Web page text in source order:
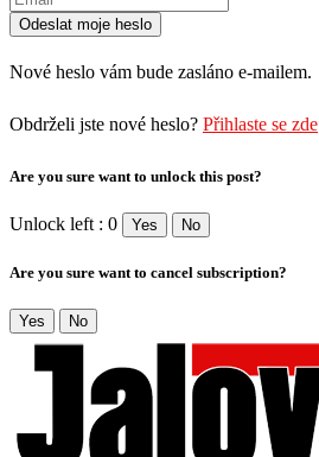
Nové heslo vám bude zasláno e-mailem.
Obdrželi jste nové heslo? Přihlaste se zde
Are you sure want to unlock this post?
Unlock left : 0 Yes No
Are you sure want to cancel subscription?
Yes No